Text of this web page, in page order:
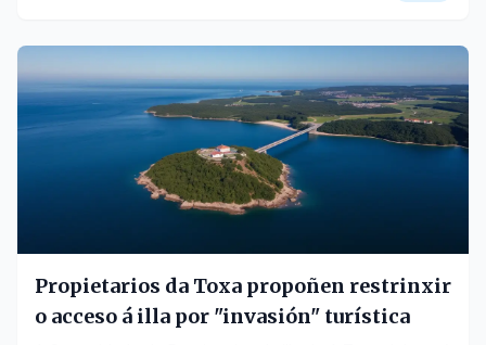
Propietarios da Toxa propoñen restrinxir
o acceso á illa por "invasión" turística